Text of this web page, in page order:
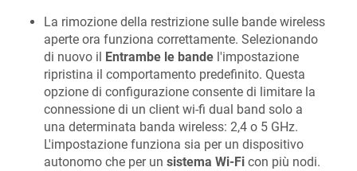
La rimozione della restrizione sulle bande wireless
aperte ora funziona correttamente. Selezionando
di nuovo il
Entrambe le bande l'impostazione
ripristina il comportamento predefinito. Questa
opzione di configurazione consente di limitare la
connessione di un client wi-fi dual band solo a
una determinata banda wireless: 2,4 o 5 GHz.
L'impostazione funziona sia per un dispositivo
autonomo che per un sistema Wi‑Fi con più nodi.